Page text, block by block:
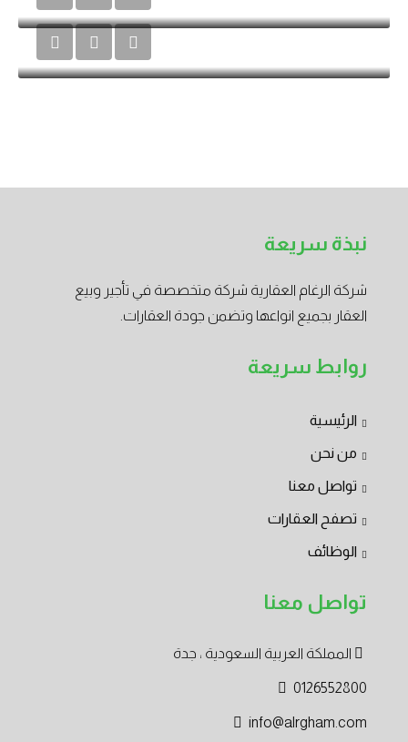
نبذة سريعة
شركة الرغام العقارية شركة متخصصة في تأجير وبيع
العقار بجميع انواعها وتضمن جودة العقارات.
روابط سريعة
الرئيسية
من نحن
تواصل معنا
تصفح العقارات
الوظائف
تواصل معنا
المملكة العربية السعودية ، جدة
0126552800
info@alrgham.com